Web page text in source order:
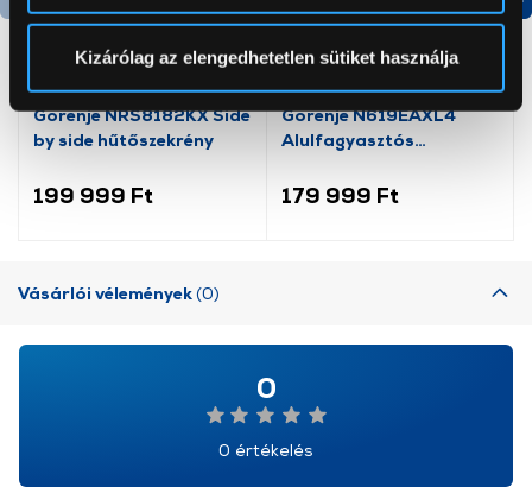
pontban. Bármikor módosíthatja vagy visszavonhatja a
Sütinyilatkozathoz való hozzájárulását.
okat használ, melyeket az Ön gépén tárol a rendszer. A
szolgáltatásaink biztosításához szükségesek. Az oldal
Kizárólag az elengedhetetlen sütiket használja
Gorenje NRS8182KX Side
by side hűtőszekrény
199 999 Ft
Gorenje N619EAXL4
Alulfagyasztós
179 999 Ft
Vásárlói vélemények(0)
0
0 értékelés